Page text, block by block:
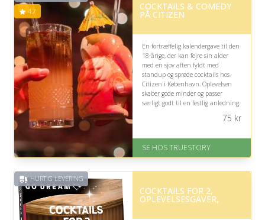
4.7 COCKTAILS & COMEDY
PÅ CITIZEN
En fortræffelig kalendergave til den
18-årige, der kan fejre sin alder
med en sjov aften fyldt med
standup og sprøde cocktails hos
Citizen i København. Oplevelsen
skaber gode minder og passer
særligt godt til en festlig anledning
Eller lav digitalt gavekort med det
Fremragende Trustpilot rating
75 kr
SE HOS TRUESTORY
HURTIG LEVERING
COCKTAILS FOR 2,
OPLEVELSESGAVER,